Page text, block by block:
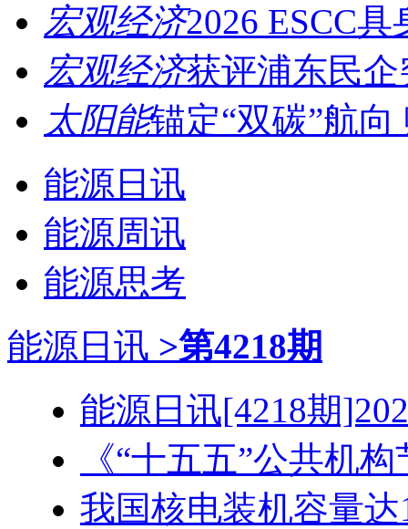
宏观经济2026 ESCC
宏观经济获评浦东民
太阳能锚定“双碳”航
能源日讯
能源周讯
能源思考
能源日讯 >第4218期
能源日讯[4218期
《“十五五”公共机
我国核电装机容量达